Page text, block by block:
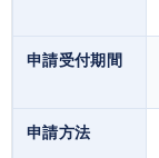
申請受付期間
申請方法